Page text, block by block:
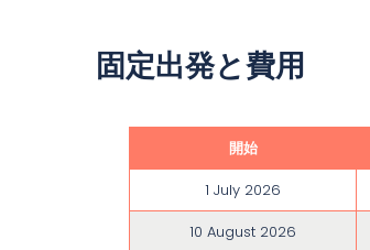
固定出発と費用
開始
1 July 2026
10 August 2026